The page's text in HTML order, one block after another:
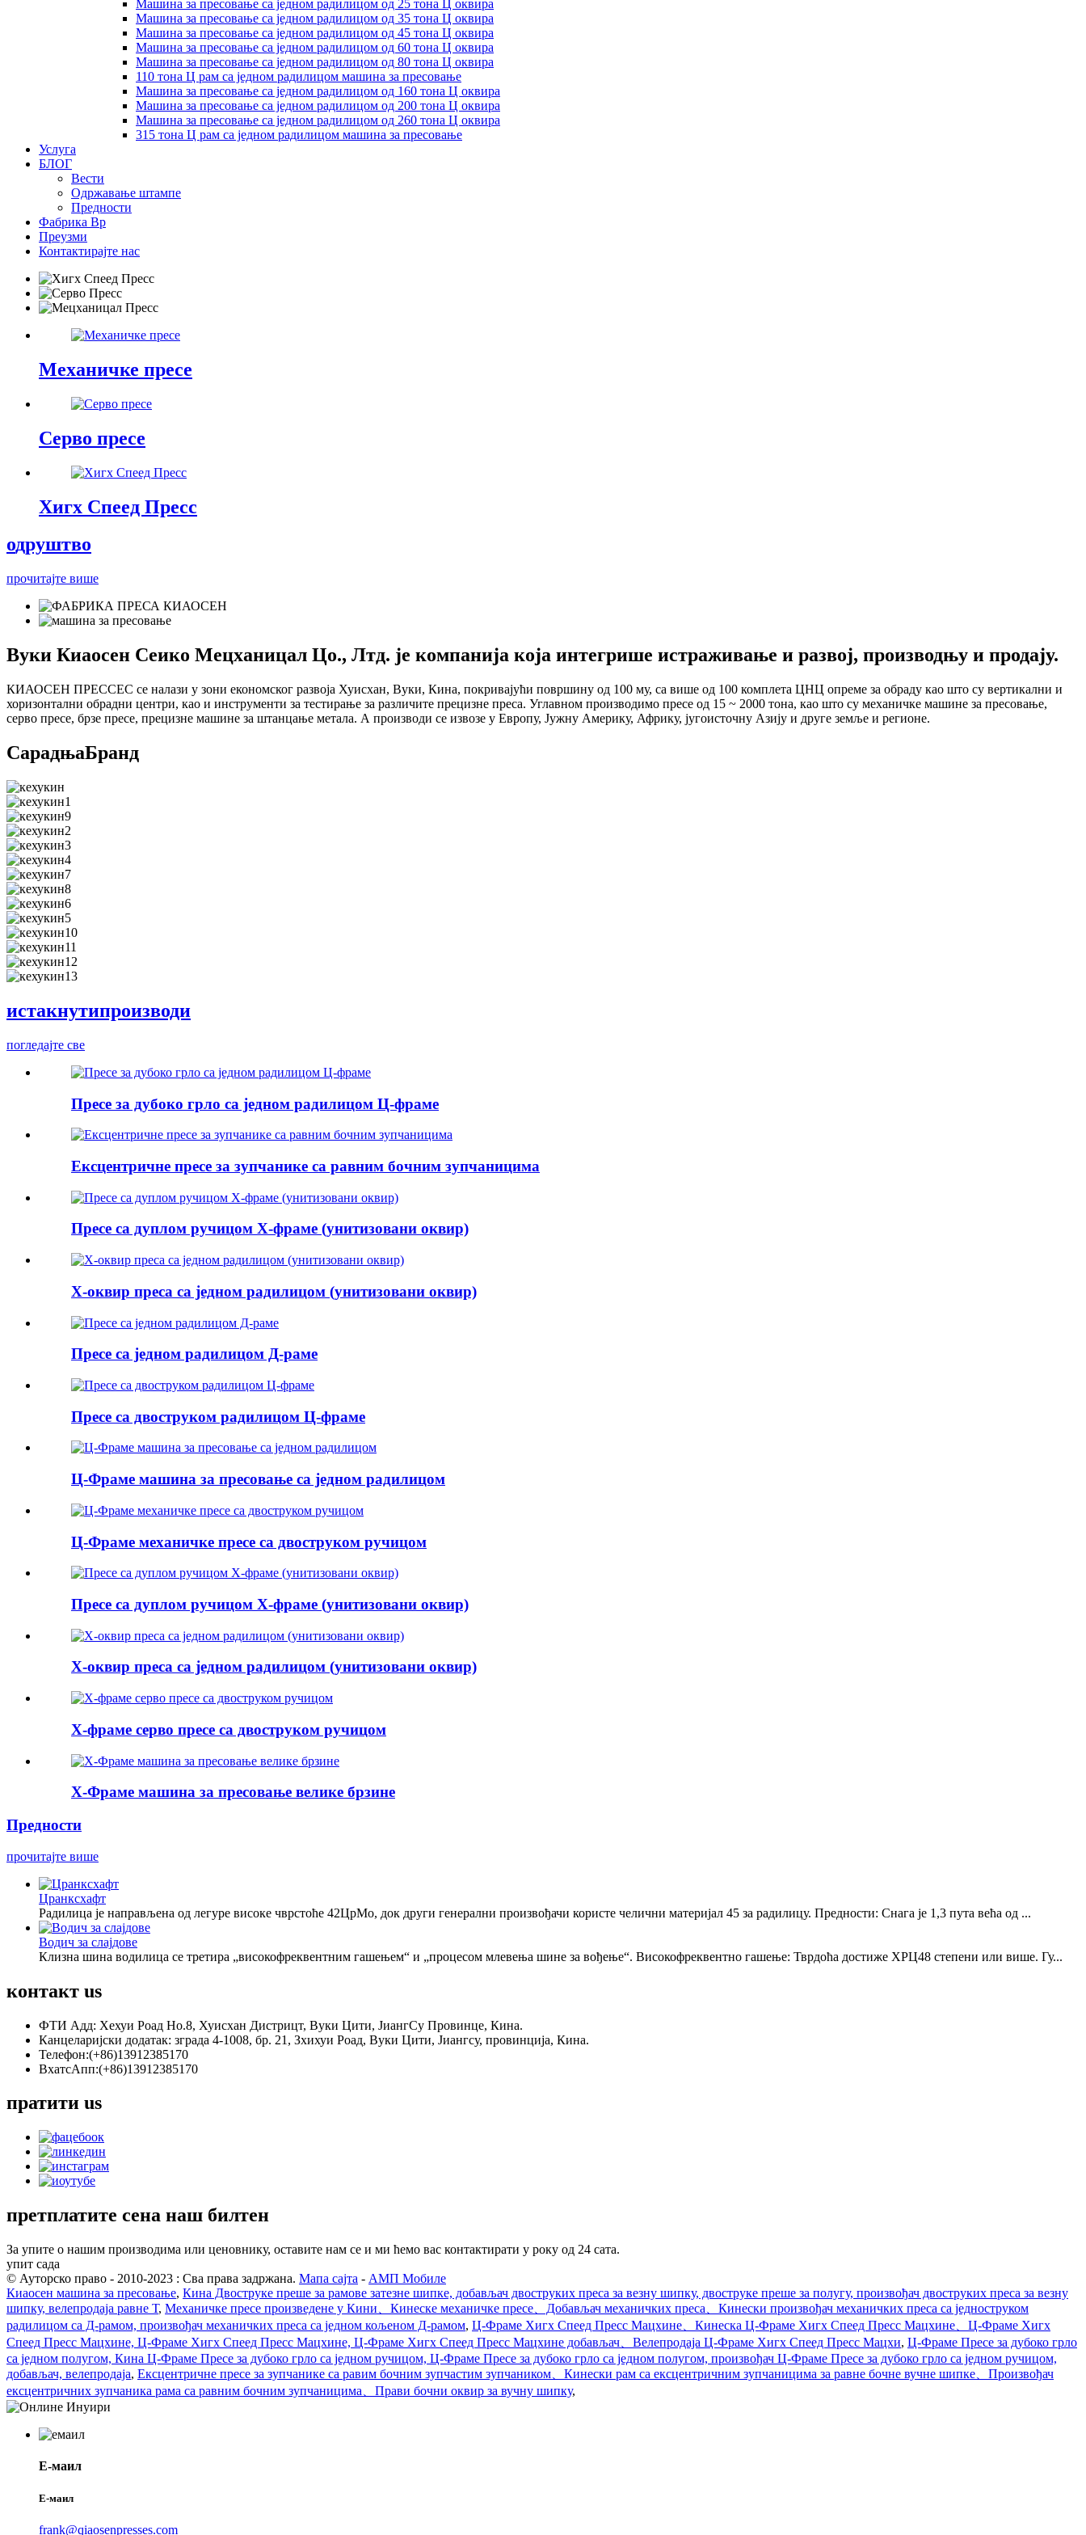
Машина за пресовање са једном радилицом од 25 тона Ц оквира
Машина за пресовање са једном радилицом од 35 тона Ц оквира
Машина за пресовање са једном радилицом од 45 тона Ц оквира
Машина за пресовање са једном радилицом од 60 тона Ц оквира
Машина за пресовање са једном радилицом од 80 тона Ц оквира
110 тона Ц рам са једном радилицом машина за пресовање
Машина за пресовање са једном радилицом од 160 тона Ц оквира
Машина за пресовање са једном радилицом од 200 тона Ц оквира
Машина за пресовање са једном радилицом од 260 тона Ц оквира
315 тона Ц рам са једном радилицом машина за пресовање
Услуга
БЛОГ
Вести
Одржавање штампе
Предности
Фабрика Вр
Преузми
Контактирајте нас
Механичке пресе
Серво пресе
Хигх Спеед Пресс
одруштво
прочитајте више
Вуки Киаосен Сеико Мецханицал Цо., Лтд. је компанија која интегрише истраживање и развој, производњу и продају.
КИАОСЕН ПРЕССЕС се налази у зони економског развоја Хуисхан, Вуки, Кина, покривајући површину од 100 му, са више од 100 комплета ЦНЦ опреме за обраду као што су вертикални и
хоризонтални обрадни центри, као и инструменти за тестирање за различите прецизне преса. Углавном производимо пресе од 15 ~ 2000 тона, као што су механичке машине за пресовање,
серво пресе, брзе пресе, прецизне машине за штанцање метала. А производи се извозе у Европу, Јужну Америку, Африку, југоисточну Азију и друге земље и регионе.
СарадњаБранд
истакнутипроизводи
погледајте све
Пресе за дубоко грло са једном радилицом Ц-фраме
Ексцентричне пресе за зупчанике са равним бочним зупчаницима
Пресе са дуплом ручицом Х-фраме (унитизовани оквир)
Х-оквир преса са једном радилицом (унитизовани оквир)
Пресе са једном радилицом Д-раме
Пресе са двоструком радилицом Ц-фраме
Ц-Фраме машина за пресовање са једном радилицом
Ц-Фраме механичке пресе са двоструком ручицом
Пресе са дуплом ручицом Х-фраме (унитизовани оквир)
Х-оквир преса са једном радилицом (унитизовани оквир)
Х-фраме серво пресе са двоструком ручицом
Х-Фраме машина за пресовање велике брзине
Предности
прочитајте више
Цранксхафт
Радилица је направљена од легуре високе чврстоће 42ЦрМо, док други генерални произвођачи користе челични материјал 45 за радилицу. Предности: Снага је 1,3 пута већа од ...
Водич за слајдове
Клизна шина водилица се третира „високофреквентним гашењем“ и „процесом млевења шине за вођење“. Високофреквентно гашење: Тврдоћа достиже ХРЦ48 степени или више. Гу...
контакт us
ФТИ Адд: Хехуи Роад Но.8, Хуисхан Дистрицт, Вуки Цити, ЈиангСу Провинце, Кина.
Канцеларијски додатак: зграда 4-1008, бр. 21, Зхихуи Роад, Вуки Цити, Јиангсу, провинција, Кина.
Телефон:(+86)13912385170
ВхатсАпп:(+86)13912385170
пратити us
претплатите сена наш билтен
За упите о нашим производима или ценовнику, оставите нам се и ми ћемо вас контактирати у року од 24 сата.
упит сада
© Ауторско право - 2010-2023 : Сва права задржана. Мапа сајта - АМП Мобиле
Киаосен машина за пресовање, Кина Двоструке преше за рамове затезне шипке, добављач двоструких преса за везну шипку, двоструке преше за полугу, произвођач двоструких преса за везну
шипку, велепродаја равне Т, Механичке пресе произведене у Кини、Кинеске механичке пресе、Добављач механичких преса、Кинески произвођач механичких преса са једноструком
радилицом са Д-рамом, произвођач механичких преса са једном кољеном Д-рамом, Ц-Фраме Хигх Спеед Пресс Мацхине、Кинеска Ц-Фраме Хигх Спеед Пресс Мацхине、Ц-Фраме Хигх
Спеед Пресс Мацхине, Ц-Фраме Хигх Спеед Пресс Мацхине, Ц-Фраме Хигх Спеед Пресс Мацхине добављач、Велепродаја Ц-Фраме Хигх Спеед Пресс Мацхи, Ц-Фраме Пресе за дубоко грло
са једном полугом, Кина Ц-Фраме Пресе за дубоко грло са једном ручицом, Ц-Фраме Пресе за дубоко грло са једном полугом, произвођач Ц-Фраме Пресе за дубоко грло са једном ручицом,
добављач, велепродаја, Ексцентричне пресе за зупчанике са равим бочним зупчастим зупчаником、Кинески рам са ексцентричним зупчаницима за равне бочне вучне шипке、Произвођач
ексцентричних зупчаника рама са равним бочним зупчаницима、Прави бочни оквир за вучну шипку,
Е-маил
Е-маил
frank@qiaosenpresses.com